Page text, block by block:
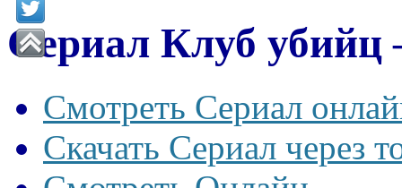
Сериал Клуб
Смотреть Сериал
Скачать Сериал через